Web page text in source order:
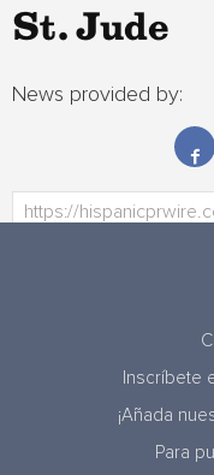
St. Jude
News provided by:
Inscríbete
¡Añada
Para